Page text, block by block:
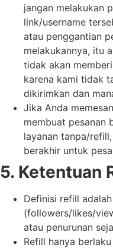
jangan melakukan
link/username
atau penggantian
melakukannya, itu
tidak akan
karena kami tidak
dikirimkan dan
Jika Anda
membuat pesanan
layanan tanpa/
berakhir untuk
5. Ketentuan
Definisi refill
(followers/likes/
atau penurunan
Refill hanya